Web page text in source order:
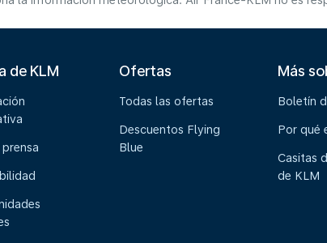
de KLM Ofertas
Todas las ofertas
Descuentos Flying
Blue
Más
Boletín
Por qué
Casitas
de KLM